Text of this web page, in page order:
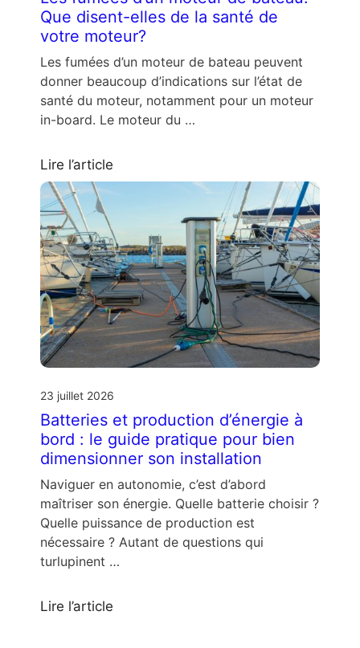
Que disent-elles de la santé de
votre moteur?
Les fumées d’un moteur de bateau peuvent
donner beaucoup d’indications sur l’état de
santé du moteur, notamment pour un moteur
in-board. Le moteur du …
Lire l’article
23 juillet 2026
Batteries et production d’énergie à
bord : le guide pratique pour bien
dimensionner son installation
Naviguer en autonomie, c’est d’abord
maîtriser son énergie. Quelle batterie choisir ?
Quelle puissance de production est
nécessaire ? Autant de questions qui
turlupinent …
Lire l’article